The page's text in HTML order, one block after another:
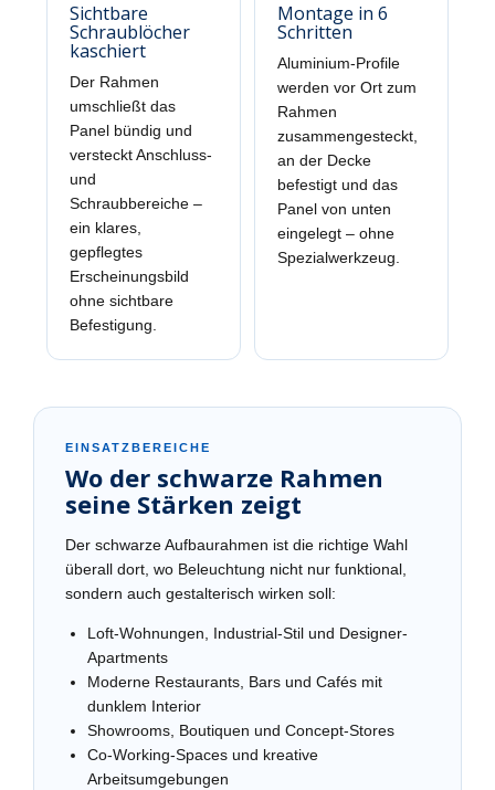
Sichtbare
Schraublöcher
kaschiert
Der Rahmen
umschließt das
Panel bündig und
versteckt Anschluss-
und
Schraubbereiche –
ein klares,
gepflegtes
Erscheinungsbild
ohne sichtbare
Befestigung.
Montage in 6
Schritten
Aluminium-Profile
werden vor Ort zum
Rahmen
zusammengesteckt,
an der Decke
befestigt und das
Panel von unten
eingelegt – ohne
Spezialwerkzeug.
EINSATZBEREICHE
Wo der schwarze Rahmen
seine Stärken zeigt
Der schwarze Aufbaurahmen ist die richtige Wahl
überall dort, wo Beleuchtung nicht nur funktional,
sondern auch gestalterisch wirken soll:
Loft-Wohnungen, Industrial-Stil und Designer-
Apartments
Moderne Restaurants, Bars und Cafés mit
dunklem Interior
Showrooms, Boutiquen und Concept-Stores
Co-Working-Spaces und kreative
Arbeitsumgebungen